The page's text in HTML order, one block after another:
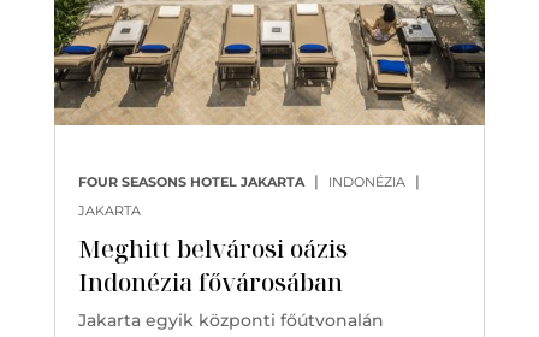
Meghitt belvárosi oázis
Indonézia fővárosában
FOUR SEASONS HOTEL JAKARTA | INDONÉZIA |
JAKARTA
Jakarta egyik központi főútvonalán